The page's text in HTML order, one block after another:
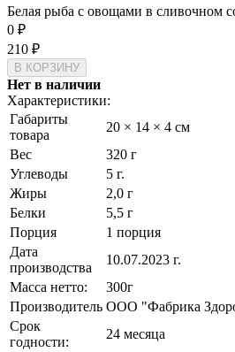
Белая рыба с овощами в сливочном
0 ₽
210 ₽
Нет в наличии
Характеристики:
Габариты
товара
20 × 14 × 4 см
Вес
320 г
Углеводы
5 г.
Жиры
2,0 г
Белки
5,5 г
Порция
1 порция
Дата
производства
10.07.2023 г.
Масса нетто:
300г
Производитель ООО "Фабрика
Срок
годности:
24 месяца